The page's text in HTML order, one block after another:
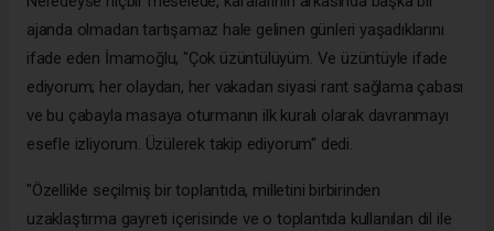
ajanda olmadan tartışamaz hale gelinen günleri yaşadıklarını
ifade eden İmamoğlu, "Çok üzüntülüyüm. Ve üzüntüyle ifade
ediyorum; her olaydan, her vakadan siyasi rant sağlama çabası
ve bu çabayla masaya oturmanın ilk kuralı olarak davranmayı
esefle izliyorum. Üzülerek takip ediyorum" dedi.
"Özellikle seçilmiş bir toplantıda, milletini birbirinden
uzaklaştırma gayreti içerisinde ve o toplantıda kullanılan dil ile